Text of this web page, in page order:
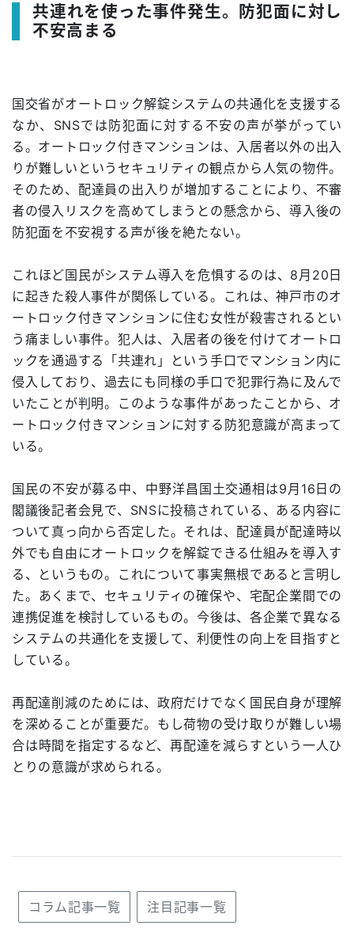
共連れを使った事件発生。防犯面に対し
不安高まる
国交省がオートロック解錠システムの共通化を支援する
なか、SNSでは防犯面に対する不安の声が挙がってい
る。オートロック付きマンションは、入居者以外の出入
りが難しいというセキュリティの観点から人気の物件。
そのため、配達員の出入りが増加することにより、不審
者の侵入リスクを高めてしまうとの懸念から、導入後の
防犯面を不安視する声が後を絶たない。
これほど国民がシステム導入を危惧するのは、8月20日
に起きた殺人事件が関係している。これは、神戸市のオ
ートロック付きマンションに住む女性が殺害されるとい
う痛ましい事件。犯人は、入居者の後を付けてオートロ
ックを通過する「共連れ」という手口でマンション内に
侵入しており、過去にも同様の手口で犯罪行為に及んで
いたことが判明。このような事件があったことから、オ
ートロック付きマンションに対する防犯意識が高まって
いる。
国民の不安が募る中、中野洋昌国土交通相は9月16日の
閣議後記者会見で、SNSに投稿されている、ある内容に
ついて真っ向から否定した。それは、配達員が配達時以
外でも自由にオートロックを解錠できる仕組みを導入す
る、というもの。これについて事実無根であると言明し
た。あくまで、セキュリティの確保や、宅配企業間での
連携促進を検討しているもの。今後は、各企業で異なる
システムの共通化を支援して、利便性の向上を目指すと
している。
再配達削減のためには、政府だけでなく国民自身が理解
を深めることが重要だ。もし荷物の受け取りが難しい場
合は時間を指定するなど、再配達を減らすという一人ひ
とりの意識が求められる。
コラム記事一覧 注目記事一覧